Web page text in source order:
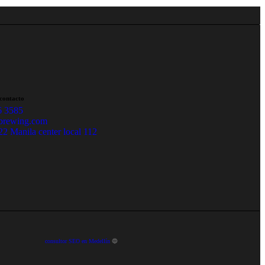
3585
Manila center local 112
consultor SEO en Medellín🔵